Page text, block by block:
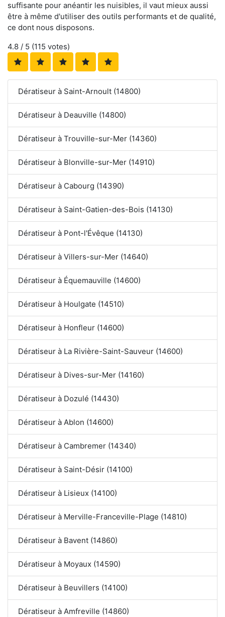
suffisante pour anéantir les nuisibles, il vaut mieux aussi
être à même d'utiliser des outils performants et de qualité,
ce dont nous disposons.
4.8 / 5 (115 votes)
Dératiseur à Saint-Arnoult (14800)
Dératiseur à Deauville (14800)
Dératiseur à Trouville-sur-Mer (14360)
Dératiseur à Blonville-sur-Mer (14910)
Dératiseur à Cabourg (14390)
Dératiseur à Saint-Gatien-des-Bois (14130)
Dératiseur à Pont-l'Évêque (14130)
Dératiseur à Villers-sur-Mer (14640)
Dératiseur à Équemauville (14600)
Dératiseur à Houlgate (14510)
Dératiseur à Honfleur (14600)
Dératiseur à La Rivière-Saint-Sauveur (14600)
Dératiseur à Dives-sur-Mer (14160)
Dératiseur à Dozulé (14430)
Dératiseur à Ablon (14600)
Dératiseur à Cambremer (14340)
Dératiseur à Saint-Désir (14100)
Dératiseur à Lisieux (14100)
Dératiseur à Merville-Franceville-Plage (14810)
Dératiseur à Bavent (14860)
Dératiseur à Moyaux (14590)
Dératiseur à Beuvillers (14100)
Dératiseur à Amfreville (14860)